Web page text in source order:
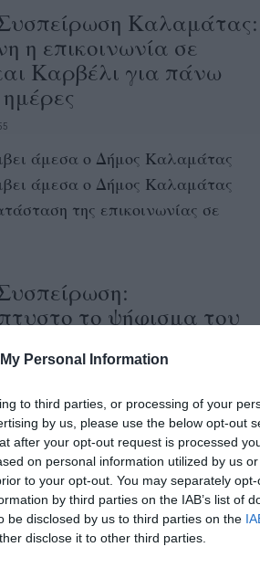
Personal Information
to third parties, or processing of your
by us, please use the below opt-out
after your opt-out request is processed
on personal information utilized by us
to your opt-out. You may separately
by third parties on the IAB’s list of
be disclosed by us to third parties on the
disclose it to other third parties.
Καλαμάτας:
η επικοινωνία σε
Καρβέλι για πάνω
άμεσα ο Δήμος Καλαμάτας
άμεσα ο Δήμος Καλαμάτας
της επικοινωνίας σε
το ψήφισμα του
γραπτή δήλωση προχώρησε
επικεφαλής της Λαϊκής
Καλαμάτας, σχετικά με το